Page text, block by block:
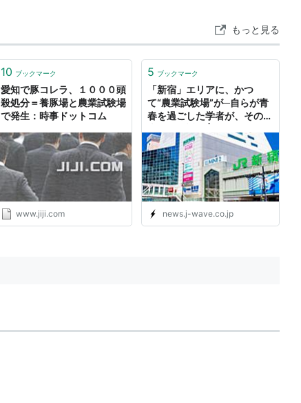
もっと見る
10 ブックマーク
愛知で豚コレラ、１０００頭
殺処分＝養豚場と農業試験場
で発生：時事ドットコム
www.jiji.com
5 ブックマーク
「新宿」エリアに、かつ
て“農業試験場”が─自らが青
春を過ごした学者が、その歴
NEWS
news.j-wave.co.jp